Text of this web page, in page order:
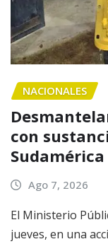
NACIONALES
con
Sudamérica
Ago 7, 2026
El Ministerio
jueves, en una